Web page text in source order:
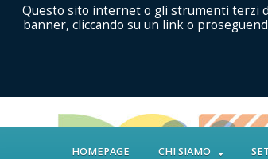
HOMEPAGE CHI SIAMO
Questo sito internet o gli strumenti terzi
banner, cliccando su un link o